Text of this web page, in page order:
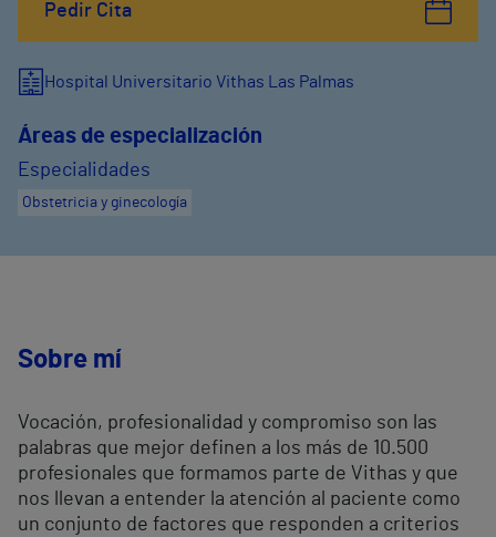
Pedir Cita
Hospital Universitario Vithas Las Palmas
Áreas de especialización
Especialidades
Obstetricia y ginecología
Sobre mí
Vocación, profesionalidad y compromiso son las
palabras que mejor definen a los más de 10.500
profesionales que formamos parte de Vithas y que
nos llevan a entender la atención al paciente como
un conjunto de factores que responden a criterios